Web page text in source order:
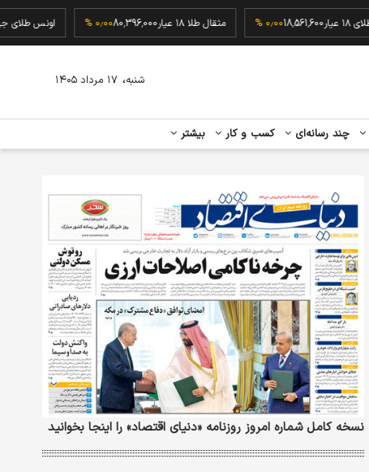
گرم طلای ۱۸ عیار 18,561,600 مثقال طلا ۱۸ عیار 80,396,000 اونس
چند رسانه‌ای کسب و کار بیشتر
شنبه، ۱۷ مرداد ۱۴۰۵
نسخه کامل شماره امروز روزنامه «دنیای‌ اقتصاد» را اینجا بخوانید